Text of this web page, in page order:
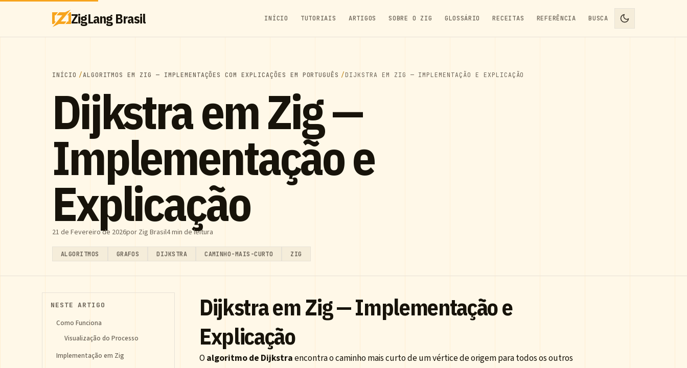
ZigLang Brasil INÍCIO TUTORIAIS ARTIGOS SOBRE O ZIG GLOSSÁRIO RECEITAS REFERÊNCIA BUSCA
INÍCIO ALGORITMOS EM ZIG — IMPLEMENTAÇÕES COM EXPLICAÇÕES EM PORTUGUÊS DIJKSTRA EM ZIG — IMPLEMENTAÇÃO E EXPLICAÇÃO
Dijkstra em Zig —
Implementação e
Explicação
21 de Fevereiro de 2026por Zig Brasil4 min de leitura
ALGORITMOS GRAFOS DIJKSTRA CAMINHO-MAIS-CURTO ZIG
NESTE ARTIGO
Como Funciona
Visualização do Processo
Implementação em Zig
Dijkstra em Zig — Implementação e
Explicação
Oalgoritmo de Dijkstraencontra o caminho mais curto de um vértice de origem para todos os outros